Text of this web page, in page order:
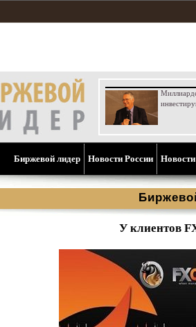
Биржевой лидер Новости России
У клиентов